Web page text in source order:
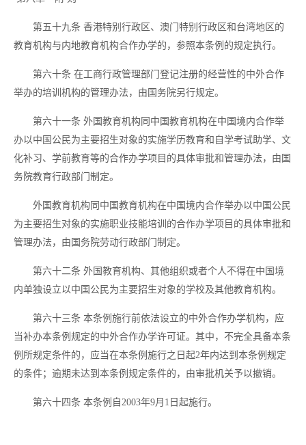
第五十九条 香港特别行政区、澳门特别行政区和台湾地区的
教育机构与内地教育机构合作办学的，参照本条例的规定执行。
第六十条 在工商行政管理部门登记注册的经营性的中外合作
举办的培训机构的管理办法，由国务院另行规定。
第六十一条 外国教育机构同中国教育机构在中国境内合作举
办以中国公民为主要招生对象的实施学历教育和自学考试助学、文
化补习、学前教育等的合作办学项目的具体审批和管理办法，由国
务院教育行政部门制定。
外国教育机构同中国教育机构在中国境内合作举办以中国公民
为主要招生对象的实施职业技能培训的合作办学项目的具体审批和
管理办法，由国务院劳动行政部门制定。
第六十二条 外国教育机构、其他组织或者个人不得在中国境
内单独设立以中国公民为主要招生对象的学校及其他教育机构。
第六十三条 本条例施行前依法设立的中外合作办学机构，应
当补办本条例规定的中外合作办学许可证。其中，不完全具备本条
例所规定条件的，应当在本条例施行之日起2年内达到本条例规定
的条件；逾期未达到本条例规定条件的，由审批机关予以撤销。
第六十四条 本条例自 2003年9月1日起施行。